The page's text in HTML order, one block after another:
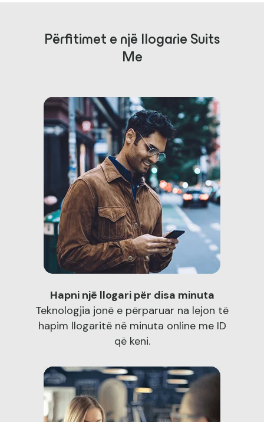
Përfitimet e një llogarie Suits
Me
Hapni një llogari për disa minuta
Teknologjia jonë e përparuar na lejon të
hapim llogaritë në minuta online me ID
që keni.